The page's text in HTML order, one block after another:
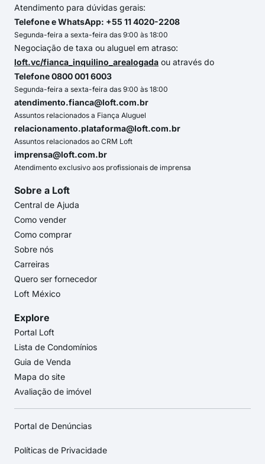
Atendimento para dúvidas gerais:
Telefone e WhatsApp: +55 11 4020-2208
Segunda-feira a sexta-feira das 9:00 às 18:00
Negociação de taxa ou aluguel em atraso:
loft.vc/fianca_inquilino_arealogada ou através do
Telefone 0800 001 6003
Segunda-feira a sexta-feira das 9:00 às 18:00
atendimento.fianca@loft.com.br
Assuntos relacionados a Fiança Aluguel
relacionamento.plataforma@loft.com.br
Assuntos relacionados ao CRM Loft
imprensa@loft.com.br
Atendimento exclusivo aos profissionais de imprensa
Sobre a Loft
Central de Ajuda
Como vender
Como comprar
Sobre nós
Carreiras
Quero ser fornecedor
Loft México
Explore
Portal Loft
Lista de Condomínios
Guia de Venda
Mapa do site
Avaliação de imóvel
Portal de Denúncias
Políticas de Privacidade